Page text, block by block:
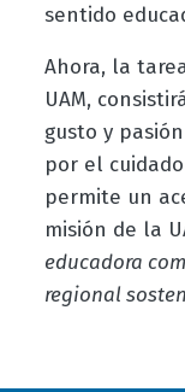
sentido
Ahora, la
UAM,
gusto y
por el
permite un
misión de la
educadora
regional